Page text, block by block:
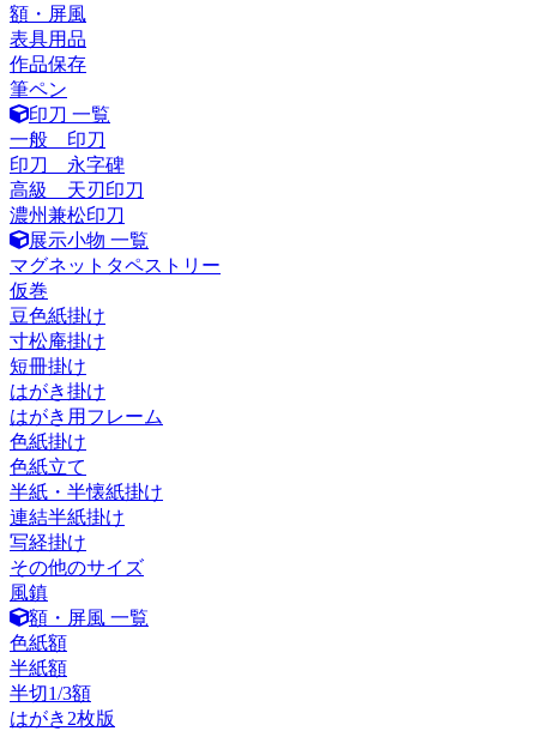
額・屏風
表具用品
作品保存
筆ペン
印刀 一覧
一般 印刀
印刀 永字碑
高級 天刃印刀
濃州兼松印刀
展示小物 一覧
マグネットタペストリー
仮巻
豆色紙掛け
寸松庵掛け
短冊掛け
はがき掛け
はがき用フレーム
色紙掛け
色紙立て
半紙・半懐紙掛け
連結半紙掛け
写経掛け
その他のサイズ
風鎮
額・屏風 一覧
色紙額
半紙額
半切1/3額
はがき2枚版